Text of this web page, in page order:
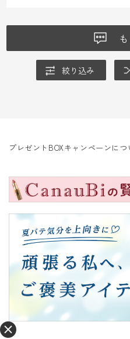
絞り込み
プレゼントBOXキャンペーンにつ